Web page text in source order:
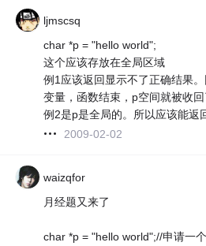
ljmscsq
char *p = "hello world";
这个应该存放在全局区域
例1应该返回显示不了正确结果
变量，函数结束，p空间就被收回
例2是p是全局的。所以应该能返
2009-02-02
waizqfor
月经题又来了
char *p = "hello world";//申请一